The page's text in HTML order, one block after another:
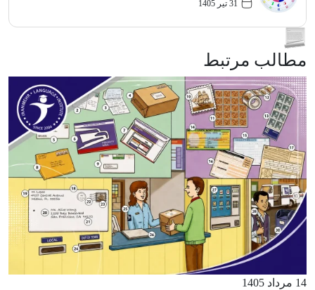
31 تیر 1405
مطالب مرتبط
14 مرداد 1405